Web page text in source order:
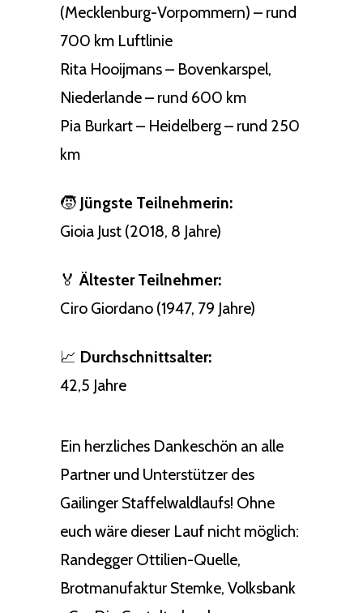
(Mecklenburg-Vorpommern) – rund
700 km Luftlinie
Rita Hooijmans – Bovenkarspel,
Niederlande – rund 600 km
Pia Burkart – Heidelberg – rund 250
km
🧒 Jüngste Teilnehmerin:
Gioia Just (2018, 8 Jahre)
🏅 Ältester Teilnehmer:
Ciro Giordano (1947, 79 Jahre)
📈 Durchschnittsalter:
42,5 Jahre
Ein herzliches Dankeschön an alle
Partner und Unterstützer des
Gailinger Staffelwaldlaufs! Ohne
euch wäre dieser Lauf nicht möglich:
Randegger Ottilien-Quelle,
Brotmanufaktur Stemke, Volksbank